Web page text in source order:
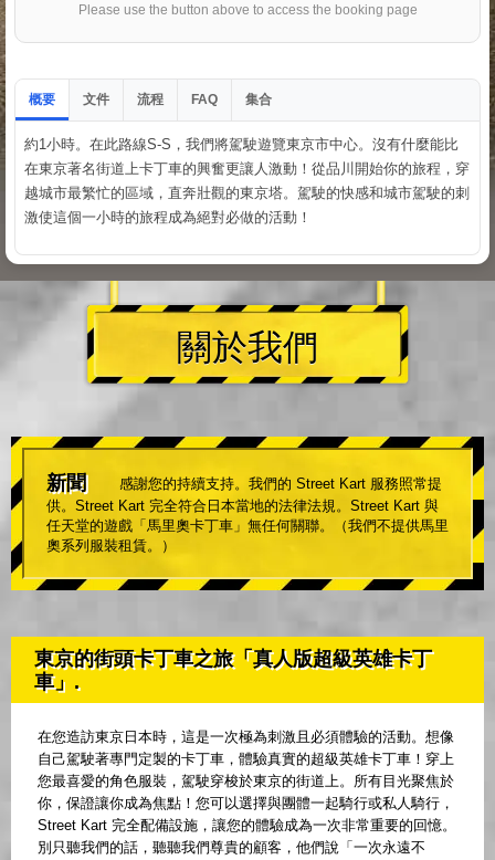
Please use the button above to access the booking page
概要 文件 流程 FAQ 集合
約1小時。在此路線S-S，我們將駕駛遊覽東京市中心。沒有什麼能比
在東京著名街道上卡丁車的興奮更讓人激動！從品川開始你的旅程，穿
越城市最繁忙的區域，直奔壯觀的東京塔。駕駛的快感和城市駕駛的刺
激使這個一小時的旅程成為絕對必做的活動！
關於我們
新聞
感謝您的持續支持。我們的 Street Kart 服務照常提
供。Street Kart 完全符合日本當地的法律法規。Street Kart 與
任天堂的遊戲「馬里奧卡丁車」無任何關聯。（我們不提供馬里
奧系列服裝租賃。）
東京的街頭卡丁車之旅「真人版超級英雄卡丁
車」.
在您造訪東京日本時，這是一次極為刺激且必須體驗的活動。想像
自己駕駛著專門定製的卡丁車，體驗真實的超級英雄卡丁車！穿上
您最喜愛的角色服裝，駕駛穿梭於東京的街道上。所有目光聚焦於
你，保證讓你成為焦點！您可以選擇與團體一起騎行或私人騎行，
Street Kart 完全配備設施，讓您的體驗成為一次非常重要的回憶。
別只聽我們的話，聽聽我們尊貴的顧客，他們說「一次永遠不